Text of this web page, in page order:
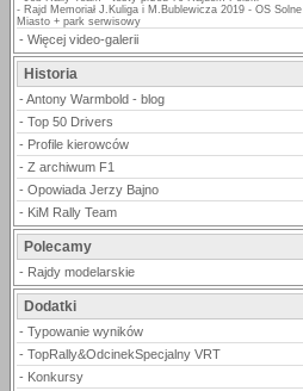
- Rajd Memoriał J.Kuliga i M.Bublewicza 2019 - OS Solne
Miasto + park serwisowy
- Więcej video-galerii
Historia
- Antony Warmbold - blog
- Top 50 Drivers
- Profile kierowców
- Z archiwum F1
- Opowiada Jerzy Bajno
- KiM Rally Team
Polecamy
- Rajdy modelarskie
Dodatki
- Typowanie wyników
- TopRally&OdcinekSpecjalny VRT
- Konkursy